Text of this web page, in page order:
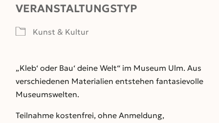
VERANSTALTUNGSTYP
Kunst & Kultur
„Kleb‘ oder Bau‘ deine Welt“ im Museum Ulm. Aus
verschiedenen Materialien entstehen fantasievolle
Museumswelten.
Teilnahme kostenfrei, ohne Anmeldung,